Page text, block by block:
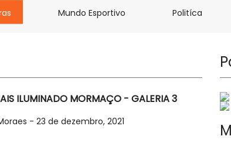
Mundo Esportivo Politíca
ILUMINADO MORMAÇO - GALERIA 3
- 23 de dezembro, 2021